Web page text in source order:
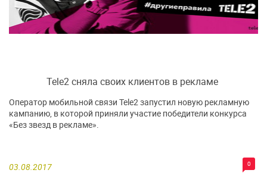
Tele2 сняла своих клиентов в рекламе
03.08.2017 0
Оператор мобильной связи Tele2 запустил новую рекламную
кампанию, в которой приняли участие победители конкурса
«Без звезд в рекламе».